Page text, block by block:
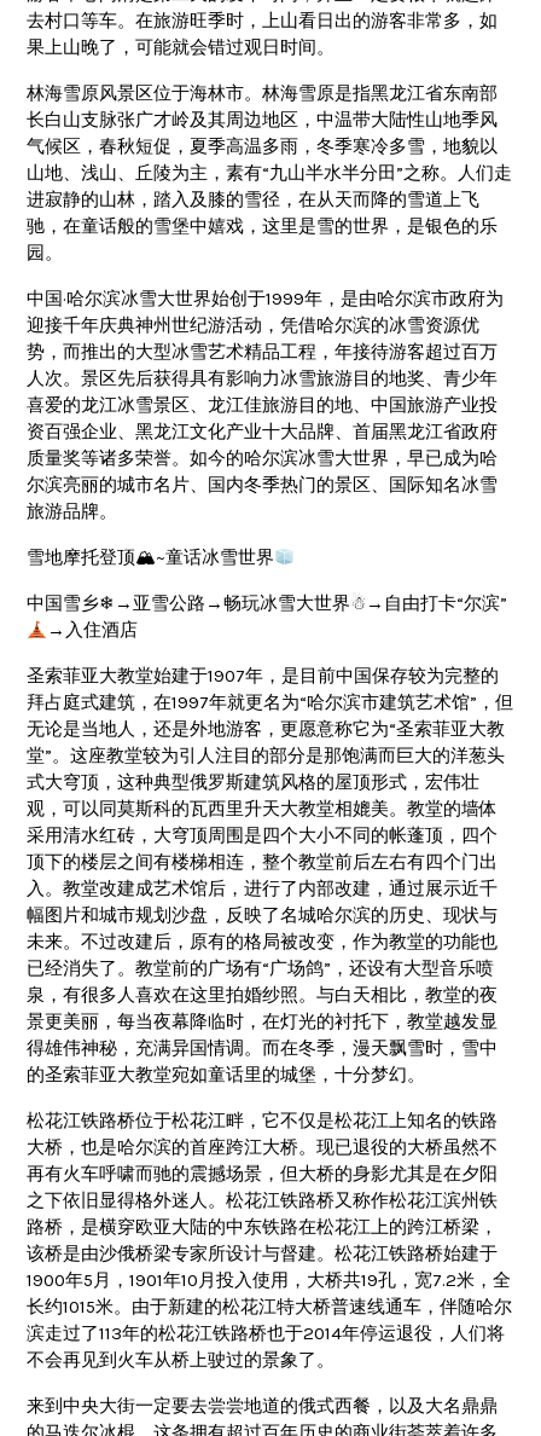
去村口等车。在旅游旺季时，上山看日出的游客非常多，如
果上山晚了，可能就会错过观日时间。
林海雪原风景区位于海林市。林海雪原是指黑龙江省东南部
长白山支脉张广才岭及其周边地区，中温带大陆性山地季风
气候区，春秋短促，夏季高温多雨，冬季寒冷多雪，地貌以
山地、浅山、丘陵为主，素有“九山半水半分田”之称。人们走
进寂静的山林，踏入及膝的雪径，在从天而降的雪道上飞
驰，在童话般的雪堡中嬉戏，这里是雪的世界，是银色的乐
园。
中国·哈尔滨冰雪大世界始创于1999年，是由哈尔滨市政府为
迎接千年庆典神州世纪游活动，凭借哈尔滨的冰雪资源优
势，而推出的大型冰雪艺术精品工程，年接待游客超过百万
人次。景区先后获得具有影响力冰雪旅游目的地奖、青少年
喜爱的龙江冰雪景区、龙江佳旅游目的地、中国旅游产业投
资百强企业、黑龙江文化产业十大品牌、首届黑龙江省政府
质量奖等诸多荣誉。如今的哈尔滨冰雪大世界，早已成为哈
尔滨亮丽的城市名片、国内冬季热门的景区、国际知名冰雪
旅游品牌。
雪地摩托登顶🏔~童话冰雪世界
中国雪乡❄→亚雪公路→畅玩冰雪大世界☃→自由打卡“尔滨”
→入住酒店
圣索菲亚大教堂始建于1907年，是目前中国保存较为完整的
拜占庭式建筑，在1997年就更名为“哈尔滨市建筑艺术馆”，但
无论是当地人，还是外地游客，更愿意称它为“圣索菲亚大教
堂”。这座教堂较为引人注目的部分是那饱满而巨大的洋葱头
式大穹顶，这种典型俄罗斯建筑风格的屋顶形式，宏伟壮
观，可以同莫斯科的瓦西里升天大教堂相媲美。教堂的墙体
采用清水红砖，大穹顶周围是四个大小不同的帐蓬顶，四个
顶下的楼层之间有楼梯相连，整个教堂前后左右有四个门出
入。教堂改建成艺术馆后，进行了内部改建，通过展示近千
幅图片和城市规划沙盘，反映了名城哈尔滨的历史、现状与
未来。不过改建后，原有的格局被改变，作为教堂的功能也
已经消失了。教堂前的广场有“广场鸽”，还设有大型音乐喷
泉，有很多人喜欢在这里拍婚纱照。与白天相比，教堂的夜
景更美丽，每当夜幕降临时，在灯光的衬托下，教堂越发显
得雄伟神秘，充满异国情调。而在冬季，漫天飘雪时，雪中
的圣索菲亚大教堂宛如童话里的城堡，十分梦幻。
松花江铁路桥位于松花江畔，它不仅是松花江上知名的铁路
大桥，也是哈尔滨的首座跨江大桥。现已退役的大桥虽然不
再有火车呼啸而驰的震撼场景，但大桥的身影尤其是在夕阳
之下依旧显得格外迷人。松花江铁路桥又称作松花江滨州铁
路桥，是横穿欧亚大陆的中东铁路在松花江上的跨江桥梁，
该桥是由沙俄桥梁专家所设计与督建。松花江铁路桥始建于
1900年5月，1901年10月投入使用，大桥共19孔，宽7.2米，全
长约1015米。由于新建的松花江特大桥普速线通车，伴随哈尔
滨走过了113年的松花江铁路桥也于2014年停运退役，人们将
不会再见到火车从桥上驶过的景象了。
来到中央大街一定要去尝尝地道的俄式西餐，以及大名鼎鼎